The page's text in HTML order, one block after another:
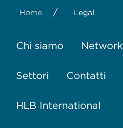
Home / Legal
Chi siamo Network
Settori Contatti
HLB International